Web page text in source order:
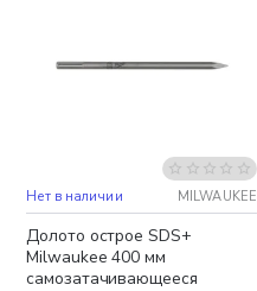
Нет в наличии MILWAUKEE
Долото острое SDS+
Milwaukee 400 мм
самозатачивающееся